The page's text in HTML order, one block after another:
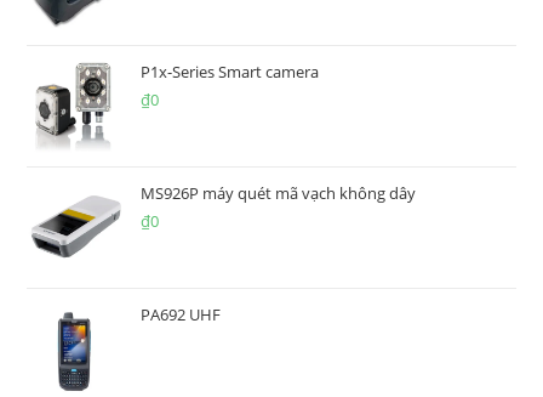
P1x-Series Smart camera
₫0
MS926P máy quét mã vạch không dây
₫0
PA692 UHF